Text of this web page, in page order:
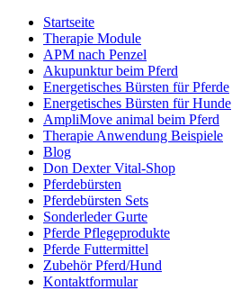
Startseite
Therapie Module
APM nach Penzel
Akupunktur beim Pferd
Energetisches Bürsten für Pferde
Energetisches Bürsten für Hunde
AmpliMove animal beim Pferd
Therapie Anwendung Beispiele
Blog
Don Dexter Vital-Shop
Pferdebürsten
Pferdebürsten Sets
Sonderleder Gurte
Pferde Pflegeprodukte
Pferde Futtermittel
Zubehör Pferd/Hund
Kontaktformular